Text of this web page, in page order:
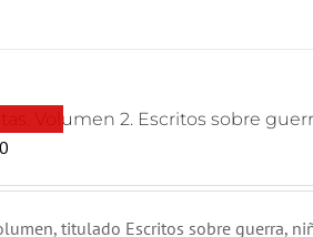
El
titulado Escritos sobre guerra,